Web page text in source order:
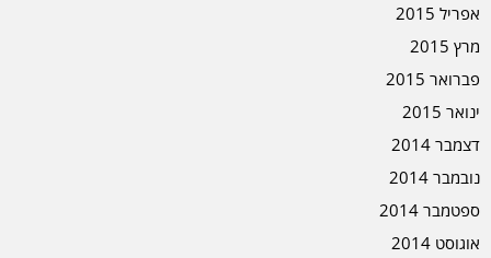
אפריל 2015
מרץ 2015
פברואר 2015
ינואר 2015
דצמבר 2014
נובמבר 2014
ספטמבר 2014
אוגוסט 2014